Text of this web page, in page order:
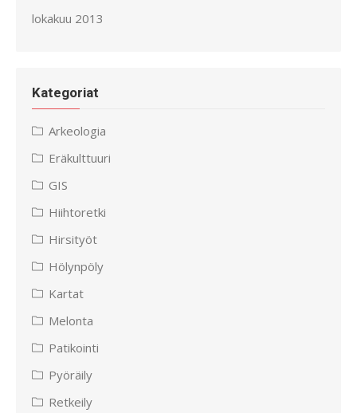
lokakuu 2013
Kategoriat
Arkeologia
Eräkulttuuri
GIS
Hiihtoretki
Hirsityöt
Hölynpöly
Kartat
Melonta
Patikointi
Pyöräily
Retkeily